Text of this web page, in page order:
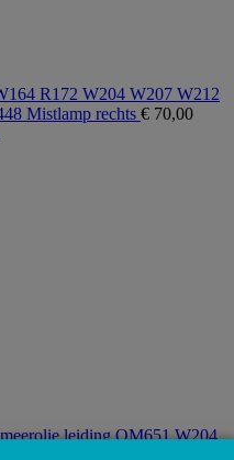
R172 W204 W207 W212
Mistlamp rechts € 70,00
leiding OM651 W204